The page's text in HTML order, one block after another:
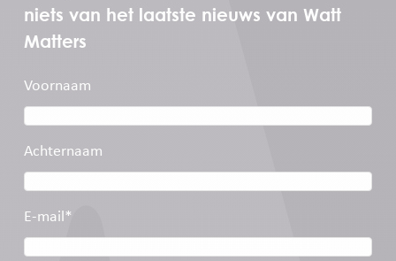
niets van het laatste nieuws van Watt
Matters
Voornaam
Achternaam
E-mail*